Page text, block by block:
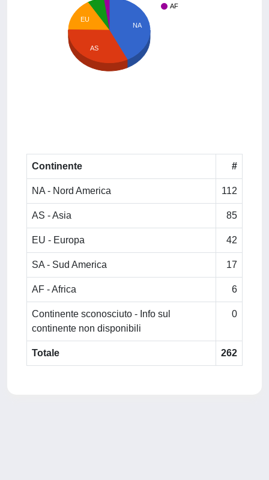
AF
NA
EU
AS
Continente #
NA - Nord America 112
AS - Asia 85
EU - Europa 42
SA - Sud America 17
AF - Africa 6
Continente sconosciuto - Info sul
continente non disponibili
0
Totale 262